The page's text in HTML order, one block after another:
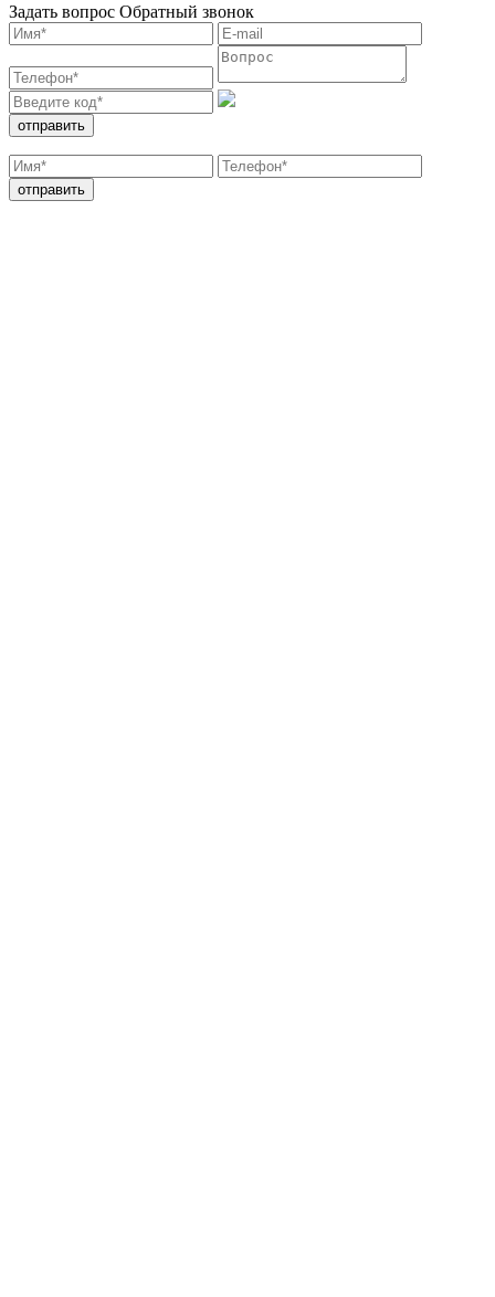
Задать вопрос Обратный звонок